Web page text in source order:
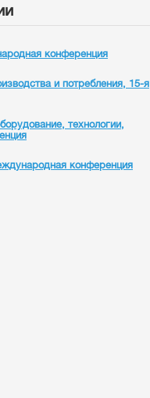
конференция
и потребления, 15-я
технологии,
конференция